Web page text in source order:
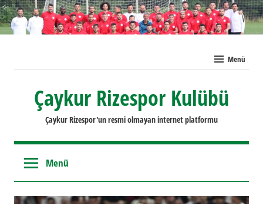
İçeriğe
geç
Menü
Çaykur Rizespor Kulübü
Çaykur Rizespor'un resmi olmayan internet platformu
Menü